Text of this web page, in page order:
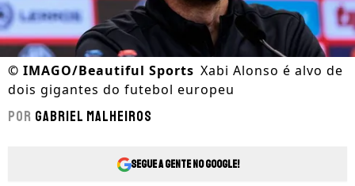
© IMAGO/Beautiful Sports Xabi Alonso é alvo de
dois gigantes do futebol europeu
Por Gabriel Malheiros
Segue a gente no Google!